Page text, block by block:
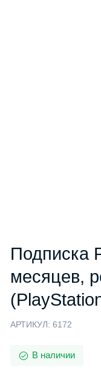
Подписка
месяцев,
АРТИКУЛ: 6172
В наличии